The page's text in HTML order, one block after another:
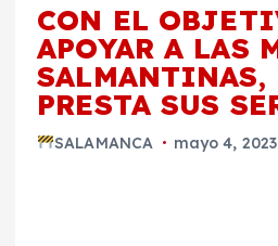
CON EL
APOYAR A LAS
SALMANTINAS,
PRESTA SUS
SALAMANCA mayo 4, 2023